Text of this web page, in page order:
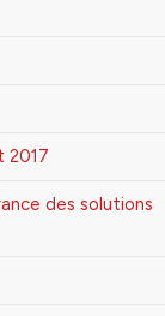
2017
des solutions